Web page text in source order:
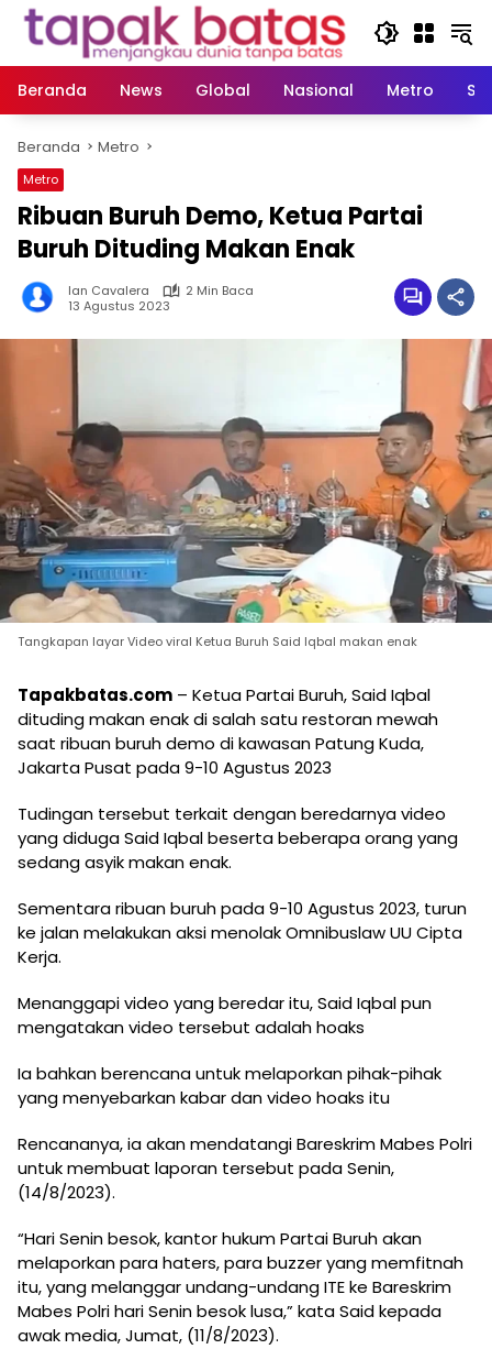
Langsung
Beranda
News Global Nasional Metro
Beranda Metro
Metro
Ribuan Buruh Demo, Ketua Partai
Buruh Dituding Makan Enak
Ian Cavalera
2 Min Baca
13 Agustus 2023
Tangkapan layar Video viral Ketua Buruh Said Iqbal makan enak
Tapakbatas.com – Ketua Partai Buruh, Said Iqbal
dituding makan enak di salah satu restoran mewah
saat ribuan buruh demo di kawasan Patung Kuda,
Jakarta Pusat pada 9-10 Agustus 2023
Tudingan tersebut terkait dengan beredarnya video
yang diduga Said Iqbal beserta beberapa orang yang
sedang asyik makan enak.
Sementara ribuan buruh pada 9-10 Agustus 2023, turun
ke jalan melakukan aksi menolak Omnibuslaw UU Cipta
Kerja.
Menanggapi video yang beredar itu, Said Iqbal pun
mengatakan video tersebut adalah hoaks
Ia bahkan berencana untuk melaporkan pihak-pihak
yang menyebarkan kabar dan video hoaks itu
Rencananya, ia akan mendatangi Bareskrim Mabes Polri
untuk membuat laporan tersebut pada Senin,
(14/8/2023).
“Hari Senin besok, kantor hukum Partai Buruh akan
melaporkan para haters, para buzzer yang memfitnah
itu, yang melanggar undang-undang ITE ke Bareskrim
Mabes Polri hari Senin besok lusa,” kata Said kepada
awak media, Jumat, (11/8/2023).